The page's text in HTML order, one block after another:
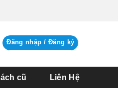
Đăng nhập / Đăng ký
cũ Liên Hệ